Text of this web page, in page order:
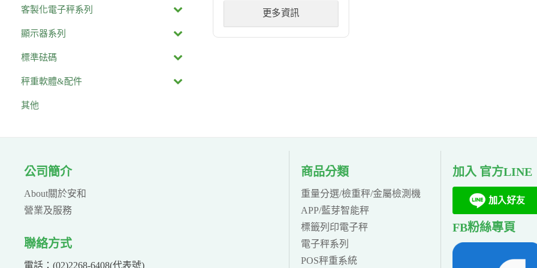
更多資訊
客製化電子秤系列
顯示器系列
標準砝碼
秤重軟體&配件
其他
公司簡介
About關於安和
營業及服務
聯絡方式
電話：(02)2268-6408(代表號)
商品分類
重量分選/檢重秤/金屬檢測機
APP/藍芽智能秤
標籤列印電子秤
電子秤系列
POS秤重系統
加入 官方LINE
FB粉絲專頁